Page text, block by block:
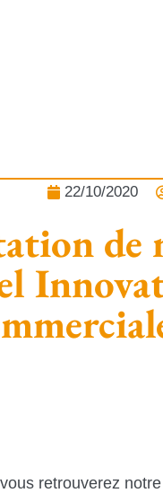
22/10/2020
de
retrouverez notre